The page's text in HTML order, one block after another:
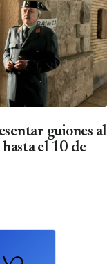
guiones al
el 10 de